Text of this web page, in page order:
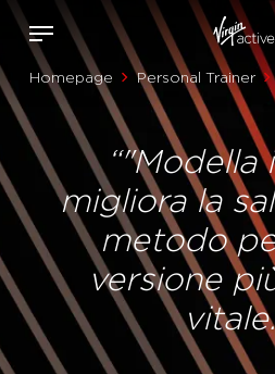
Homepage Personal Trainer
“"Modella
migliora la
metodo
versione